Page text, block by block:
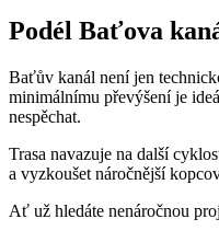
Podél Baťova
Baťův kanál není jen
minimálnímu převýšení je
nespěchat.
Trasa navazuje na další
a vyzkoušet náročnější
Ať už hledáte nenáročnou